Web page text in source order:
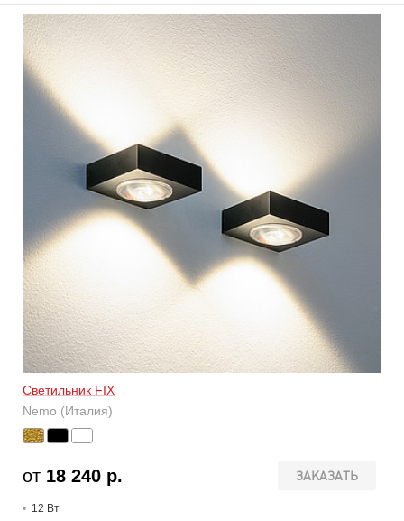
Светильник FIX
Nemo (Италия)
ЗАКАЗАТЬ
от 18 240 р.
12 Вт